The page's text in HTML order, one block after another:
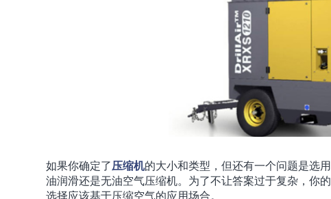
如果你确定了压缩机的大小和类型，但还有一个问题是选用
油润滑还是无油空气压缩机。为了不让答案过于复杂，你的
选择应该基于压缩空气的应用场合。